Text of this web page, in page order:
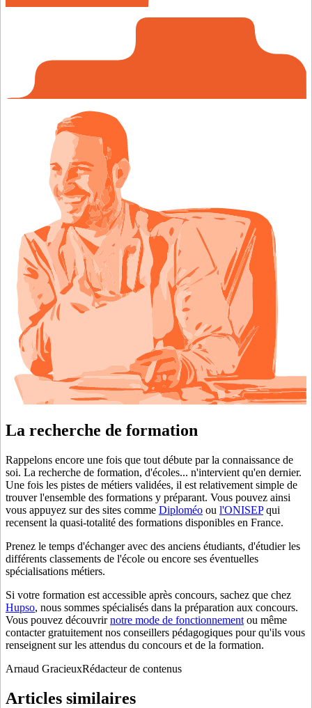
La recherche de formation
Rappelons encore une fois que tout débute par la connaissance de
soi. La recherche de formation, d'écoles... n'intervient qu'en dernier.
Une fois les pistes de métiers validées, il est relativement simple de
trouver l'ensemble des formations y préparant. Vous pouvez ainsi
vous appuyez sur des sites comme Diploméo ou l'ONISEPqui
recensent la quasi-totalité des formations disponibles en France.
Prenez le temps d'échanger avec des anciens étudiants, d'étudier les
différents classements de l'école ou encore ses éventuelles
spécialisations métiers.
Si votre formation est accessible après concours, sachez que chez
Hupso, nous sommes spécialisés dans la préparation aux concours.
Vous pouvez découvrirnotre mode de fonctionnement ou même
contacter gratuitement nos conseillers pédagogiques pour qu'ils vous
renseignent sur les attendus du concours et de la formation.
Arnaud GracieuxRédacteur de contenus
Articles similaires